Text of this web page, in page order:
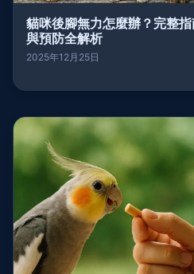
貓咪後腳無力怎麼辦？完整
與預防全解析
2025年12月25日